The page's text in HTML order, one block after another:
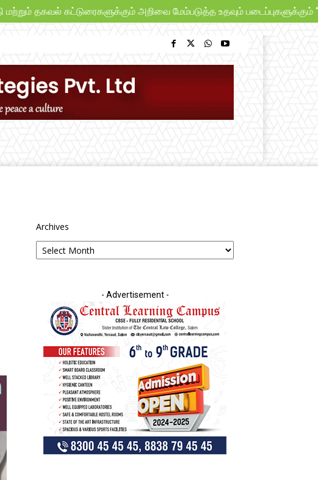
கட்டுரைகளுக்கும் அறிவை மேம்படுத்த உதவும் படைப்புகளுக்கும்
Archives
- Advertisement -